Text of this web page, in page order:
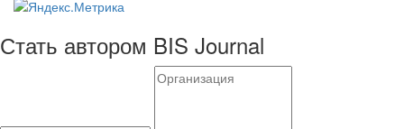
Стать автором BIS Journal